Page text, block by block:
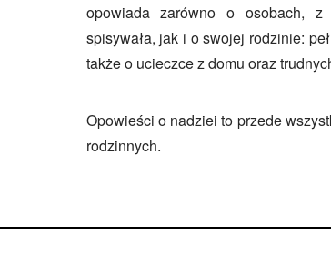
opowiada zarówno o osobach, z
spisywała, jak i o swojej rodzinie:
także o ucieczce z domu oraz
Opowieści o nadziei to przede
rodzinnych.